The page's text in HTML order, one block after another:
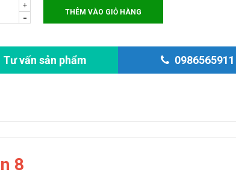
+
- THÊM VÀO GIỎ HÀNG
Tư vấn sản phẩm 0986565911
8